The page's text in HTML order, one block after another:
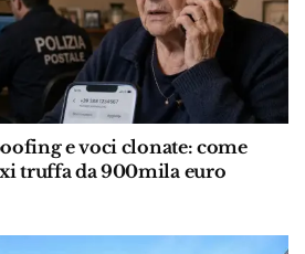
e voci clonate: come
truffa da 900mila euro